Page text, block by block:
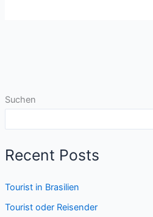
Suchen
Recent Posts
Tourist in Brasilien
Tourist oder Reisender